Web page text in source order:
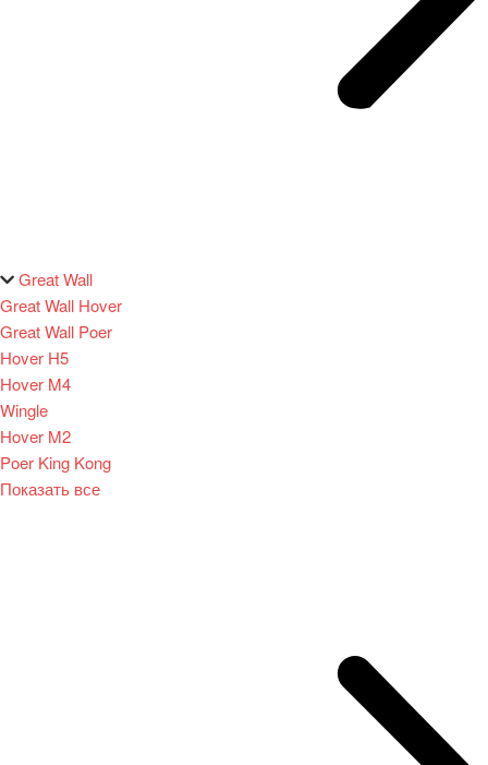
Great Wall
Great Wall Hover
Great Wall Poer
Hover H5
Hover M4
Wingle
Hover M2
Poer King Kong
Показать все